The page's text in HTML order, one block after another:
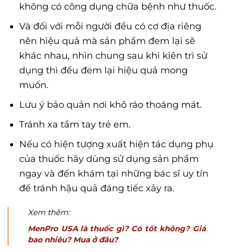
không có công dụng chữa bệnh như thuốc.
Và đối với mỗi người đều có cơ địa riêng
nên hiệu quả mà sản phẩm đem lại sẽ
khác nhau, nhìn chung sau khi kiên trì sử
dụng thì đều đem lại hiệu quả mong
muốn.
Lưu ý bảo quản nơi khô ráo thoáng mát.
Tránh xa tầm tay trẻ em.
Nếu có hiện tượng xuất hiện tác dụng phụ
của thuốc hãy dùng sử dụng sản phẩm
ngay và đến khám tại những bác sĩ uy tín
để tránh hậu quả đáng tiếc xảy ra.
Xem thêm:
MenPro USA là thuốc gì? Có tốt không? Giá
bao nhiêu? Mua ở đâu?